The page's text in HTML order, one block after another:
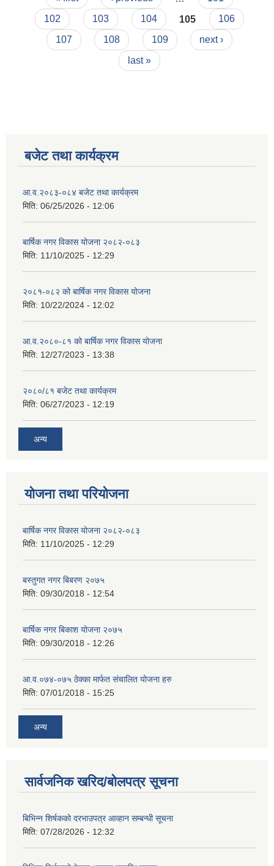
102
103 104 105
106
107
108 109
next ›
last »
बजेट तथा कार्यक्रम
आ.व.२०८३-०८४ बजेट तथा कार्यक्रम
मिति: 06/25/2026 - 12:06
बार्षिक नगर विकास योजना २०८२-०८३
मिति: 11/10/2025 - 12:29
२०८१-०८२ को बार्षिक नगर विकास योजना
मिति: 10/22/2024 - 12:02
आ.व.२०८०-८१ को बार्षिक नगर विकास योजना
मिति: 12/27/2023 - 13:38
२०८०/८१ बजेट तथा कार्यक्रम
मिति: 06/27/2023 - 12:19
अन्य
योजना तथा परियोजना
बार्षिक नगर विकास योजना २०८२-०८३
मिति: 11/10/2025 - 12:29
बस्तुगत नगर बिबरण २०७५
मिति: 09/30/2018 - 12:54
बार्षिक नगर बिकाश योजना २०७५
मिति: 09/30/2018 - 12:26
आ.व.०७४-०७५ ठेक्का मार्फत संचालित योजना हरु
मिति: 07/01/2018 - 15:25
अन्य
सार्वजनिक खरिद/बोलपत्र सूचना
बिभिन्‍न शिर्षकको दरभाउपत्र आव्हान सम्बन्धी सूचना
मिति: 07/28/2026 - 12:32